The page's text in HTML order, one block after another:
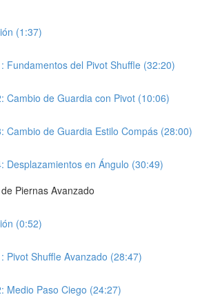
(1:37)
Fundamentos del Pivot Shuffle (32:20)
Cambio de Guardia con Pivot (10:06)
Cambio de Guardia Estilo Compás (28:00)
Desplazamientos en Ángulo (30:49)
Piernas Avanzado
(0:52)
Pivot Shuffle Avanzado (28:47)
Medio Paso Ciego (24:27)